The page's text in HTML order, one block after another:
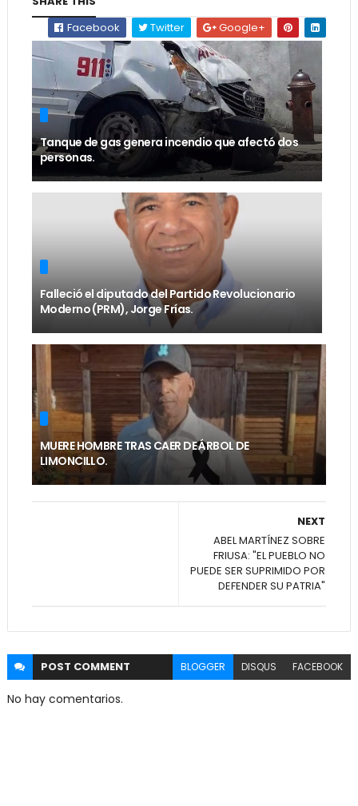
Facebook
Twitter Google+
Tanque de gas genera incendio que afectó dos
personas.
Falleció el diputado del Partido Revolucionario
Moderno (PRM), Jorge Frías.
MUERE HOMBRE TRAS CAER DE ÁRBOL DE
LIMONCILLO.
NEXT
ABEL MARTÍNEZ SOBRE
FRIUSA: "EL PUEBLO NO
PUEDE SER SUPRIMIDO POR
DEFENDER SU PATRIA"
POST COMMENT BLOGGER DISQUS FACEBOOK
No hay comentarios.